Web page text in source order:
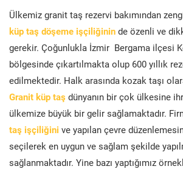
Ülkemiz granit taş rezervi bakımından
küp taş döşeme işçiliğinin de özenli ve
gerekir. Çoğunlukla İzmir Bergama ilçesi
bölgesinde çıkartılmakta olup 600 yıllık
edilmektedir. Halk arasında kozak taşı
Granit küp taş dünyanın bir çok ülkesine
ülkemize büyük bir gelir sağlamaktadır.
taş işçiliğini ve yapılan çevre
seçilerek en uygun ve sağlam şekilde
sağlanmaktadır. Yine bazı yaptığımız